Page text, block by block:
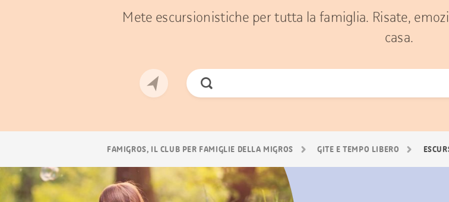
Mete escursionistiche per tutta la famiglia. Risate,
casa.
Cerca
FAMIGROS, IL CLUB PER FAMIGLIE DELLA MIGROS GITE E TEMPO LIBERO